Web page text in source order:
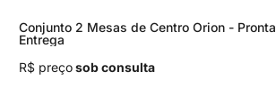
Conjunto 2 Mesas de Centro Orion - Pronta
Entrega
R$ preçosob consulta